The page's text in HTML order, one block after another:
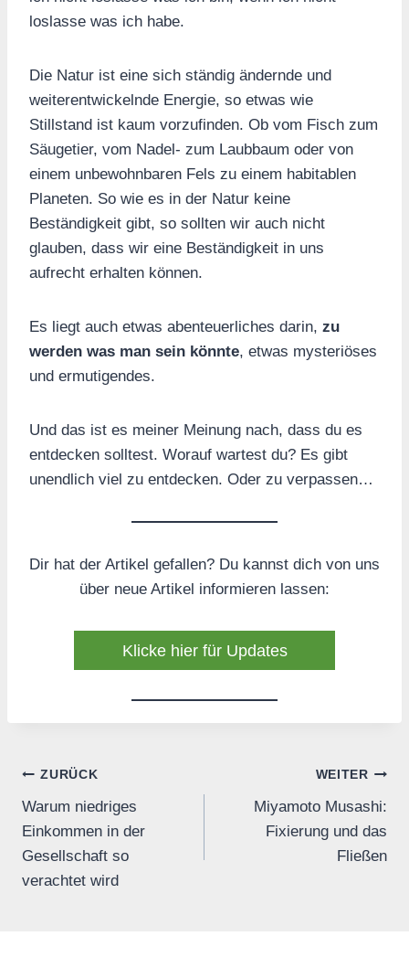
loslasse was ich habe.
Die Natur ist eine sich ständig ändernde und
weiterentwickelnde Energie, so etwas wie
Stillstand ist kaum vorzufinden. Ob vom Fisch zum
Säugetier, vom Nadel- zum Laubbaum oder von
einem unbewohnbaren Fels zu einem habitablen
Planeten. So wie es in der Natur keine
Beständigkeit gibt, so sollten wir auch nicht
glauben, dass wir eine Beständigkeit in uns
aufrecht erhalten können.
Es liegt auch etwas abenteuerliches darin, zu
werden was man sein könnte, etwas mysteriöses
und ermutigendes.
Und das ist es meiner Meinung nach, dass du es
entdecken solltest. Worauf wartest du? Es gibt
unendlich viel zu entdecken. Oder zu verpassen…
Dir hat der Artikel gefallen? Du kannst dich von uns
über neue Artikel informieren lassen:
Klicke hier für Updates
Beitrags-
Navigation
ZURÜCK
Warum niedriges
Einkommen in der
Gesellschaft so
verachtet wird
WEITER
Miyamoto Musashi:
Fixierung und das
Fließen